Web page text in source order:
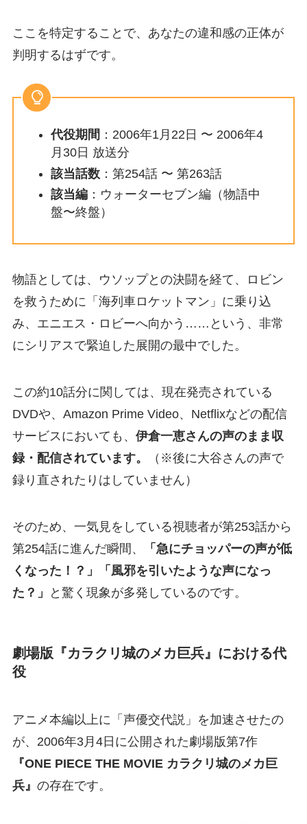
ここを特定することで、あなたの違和感の正体が
判明するはずです。
代役期間 ：2006年1月22日 〜 2006年4
月30日 放送分
該当話数：第254話 〜 第263話
該当編：ウォーターセブン編（物語中
盤〜終盤）
物語としては、ウソップとの決闘を経て、ロビン
を救うために「海列車ロケットマン」に乗り込
み、エニエス・ロビーへ向かう……という、非常
にシリアスで緊迫した展開の最中でした。
この約10話分に関しては、現在発売されている
DVDや、Amazon Prime Video、Netflixなどの配信
サービスにおいても、 伊倉一恵さんの声のまま収
録・配信されています。
（※後に大谷さんの声で
録り直されたりはしていません）
そのため、一気見をしている視聴者が第253話から
第254話に進んだ瞬間、
「急にチョッパーの声が低
くなった！？」「風邪を引いたような声になっ
た？」
と驚く現象が多発しているのです。
劇場版『カラクリ城のメカ巨兵』における代
役
アニメ本編以上に「声優交代説」を加速させたの
が、2006年3月4日に公開された劇場版第7作
『ONE PIECE THE MOVIE カラクリ城のメカ巨
兵』 の存在です。